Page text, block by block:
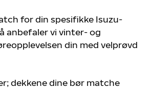
for din spesifikke Isuzu-
anbefaler vi vinter- og
din med velprøvd
dekkene dine bør matche